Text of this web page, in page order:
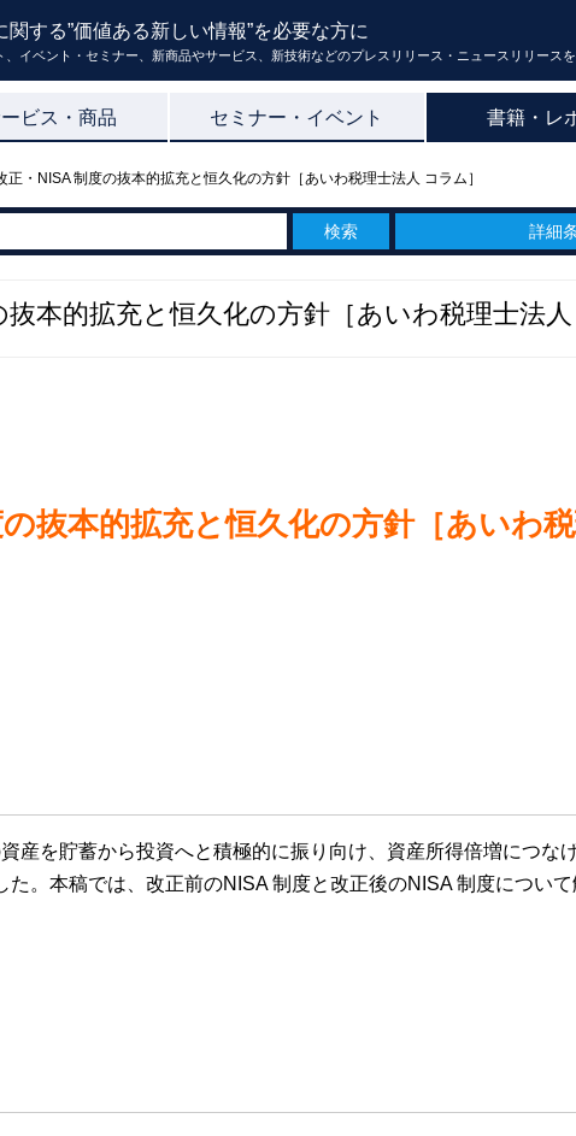
関する”価値ある新しい情報”を必要な方に
、イベント・セミナー、新商品やサービス、新技術などのプレスリリース・ニュースリリース
ビス・商品 セミナー・イベント 書籍・レ
正・NISA 制度の抜本的拡充と恒久化の方針［あいわ税理士法人 コラム］
詳細
本的拡充と恒久化の方針［あいわ税理士法人
抜本的拡充と恒久化の方針［あいわ
産を貯蓄から投資へと積極的に振り向け、資産所得倍増につな
。本稿では、改正前のNISA 制度と改正後のNISA 制度について